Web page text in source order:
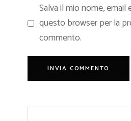
Salva il mio nome, email
questo browser per la
commento.